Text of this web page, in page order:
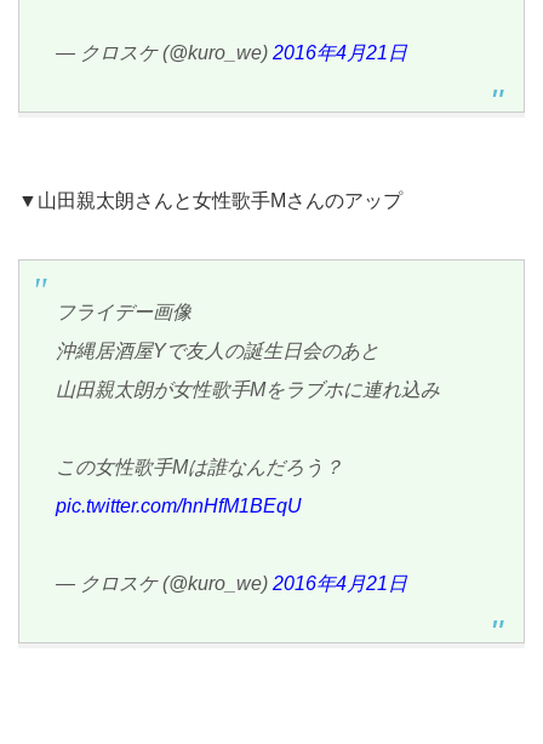
— クロスケ (@kuro_we) 2016年4月21日
▼山田親太朗さんと女性歌手Mさんのアップ
フライデー画像
沖縄居酒屋Yで友人の誕生日会のあと
山田親太朗が女性歌手Mをラブホに連れ込み
この女性歌手Mは誰なんだろう？
pic.twitter.com/hnHfM1BEqU
— クロスケ (@kuro_we) 2016年4月21日